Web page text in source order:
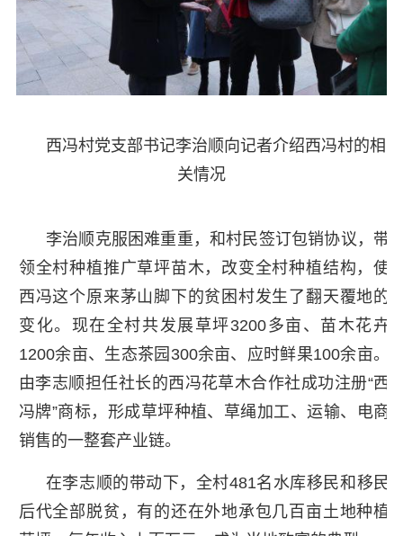
西冯村党支部书记李治顺向记者介绍西冯村的相
关情况
李治顺克服困难重重，和村民签订包销协议，带
领全村种植推广草坪苗木，改变全村种植结构，使
西冯这个原来茅山脚下的贫困村发生了翻天覆地的
变化。现在全村共发展草坪3200多亩、苗木花卉
1200余亩、生态茶园300余亩、应时鲜果100余亩。
由李志顺担任社长的西冯花草木合作社成功注册“西
冯牌”商标，形成草坪种植、草绳加工、运输、电商
销售的一整套产业链。
在李志顺的带动下，全村481名水库移民和移民
后代全部脱贫，有的还在外地承包几百亩土地种植